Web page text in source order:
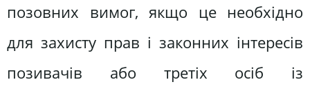
позовних вимог, якщо це необхідно
для захисту прав і законних інтересів
позивачів або третіх осіб із